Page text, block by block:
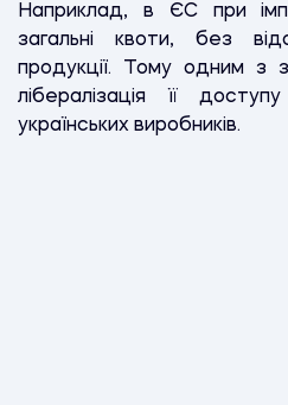
Наприклад, в ЄС при
загальні квоти, без
продукції. Тому одним з
лібералізація її
українських виробників.